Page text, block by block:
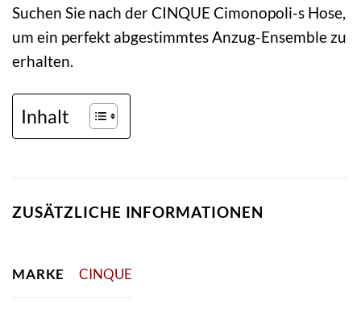
Suchen Sie nach der CINQUE Cimonopoli-s Hose,
um ein perfekt abgestimmtes Anzug-Ensemble zu
erhalten.
Inhalt
ZUSÄTZLICHE INFORMATIONEN
MARKE CINQUE